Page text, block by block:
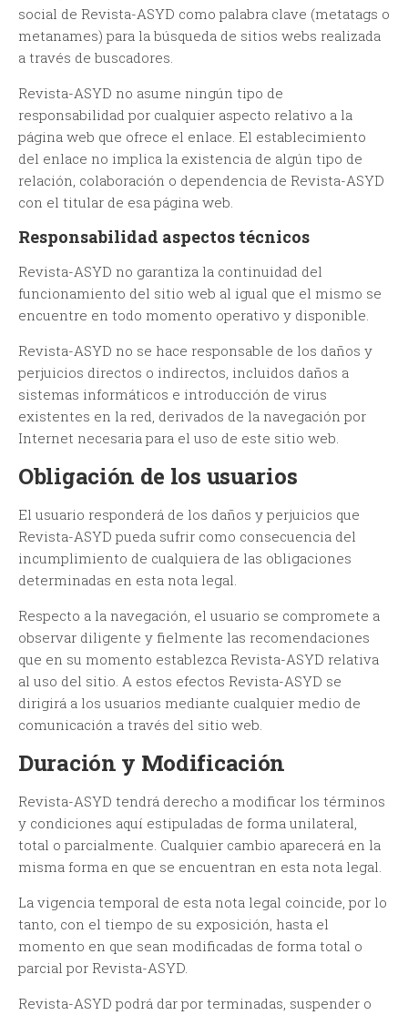
social de Revista-ASYD como palabra clave (metatags o
metanames) para la búsqueda de sitios webs realizada
a través de buscadores.
Revista-ASYD no asume ningún tipo de
responsabilidad por cualquier aspecto relativo a la
página web que ofrece el enlace. El establecimiento
del enlace no implica la existencia de algún tipo de
relación, colaboración o dependencia de Revista-ASYD
con el titular de esa página web.
Responsabilidad aspectos técnicos
Revista-ASYD no garantiza la continuidad del
funcionamiento del sitio web al igual que el mismo se
encuentre en todo momento operativo y disponible.
Revista-ASYD no se hace responsable de los daños y
perjuicios directos o indirectos, incluidos daños a
sistemas informáticos e introducción de virus
existentes en la red, derivados de la navegación por
Internet necesaria para el uso de este sitio web.
Obligación de los usuarios
El usuario responderá de los daños y perjuicios que
Revista-ASYD pueda sufrir como consecuencia del
incumplimiento de cualquiera de las obligaciones
determinadas en esta nota legal.
Respecto a la navegación, el usuario se compromete a
observar diligente y fielmente las recomendaciones
que en su momento establezca Revista-ASYD relativa
al uso del sitio. A estos efectos Revista-ASYD se
dirigirá a los usuarios mediante cualquier medio de
comunicación a través del sitio web.
Duración y Modificación
Revista-ASYD tendrá derecho a modificar los términos
y condiciones aquí estipuladas de forma unilateral,
total o parcialmente. Cualquier cambio aparecerá en la
misma forma en que se encuentran en esta nota legal.
La vigencia temporal de esta nota legal coincide, por lo
tanto, con el tiempo de su exposición, hasta el
momento en que sean modificadas de forma total o
parcial por Revista-ASYD.
Revista-ASYD podrá dar por terminadas, suspender o